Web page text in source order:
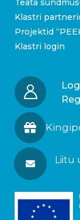
Teata
Klastri
Projektid
Klastri login
Liitu